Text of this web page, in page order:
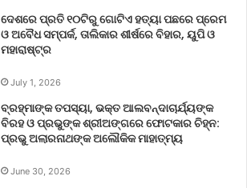
ଦେଶରେ ପ୍ରତି ୧୦ଟିରୁ ଗୋଟିଏ ହତ୍ୟା ପଛରେ ପ୍ରେମ
ଓ ଅବୈଧ ସମ୍ପର୍କ, ତାଲିକାର ଶୀର୍ଷରେ ବିହାର, ୟୁପି ଓ
ମହାରାଷ୍ଟ୍ର
July 1, 2026
ବ୍ରହ୍ମାଙ୍କ ତପସ୍ୟା, ଭକ୍ତ ଆଲବନ୍ଦାଚାର୍ଯ୍ୟଙ୍କ
ବିରହ ଓ ପ୍ରଭୁଙ୍କ ଶ୍ରୀଅଙ୍ଗରେ ଫୋଟକାର ଚିହ୍ନ:
ପ୍ରଭୁ ଅଲାରନାଥଙ୍କ ଅଲୌକିକ ମାହାତ୍ମ୍ୟ
June 30, 2026